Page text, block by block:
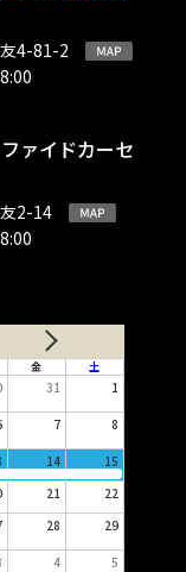
友4-81-2
ァイドカーセ
友2-14
金 土
31 1
7 8
14 15
21 22
28 29
4 5